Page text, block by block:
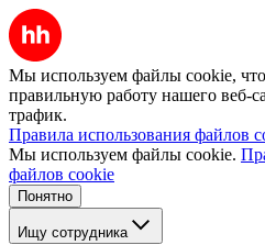
Мы используем файлы cookie,
правильную работу нашего веб-
трафик.
Правила использования файлов
Мы используем файлы cookie.
файлов cookie
Понятно
Ищу сотрудника